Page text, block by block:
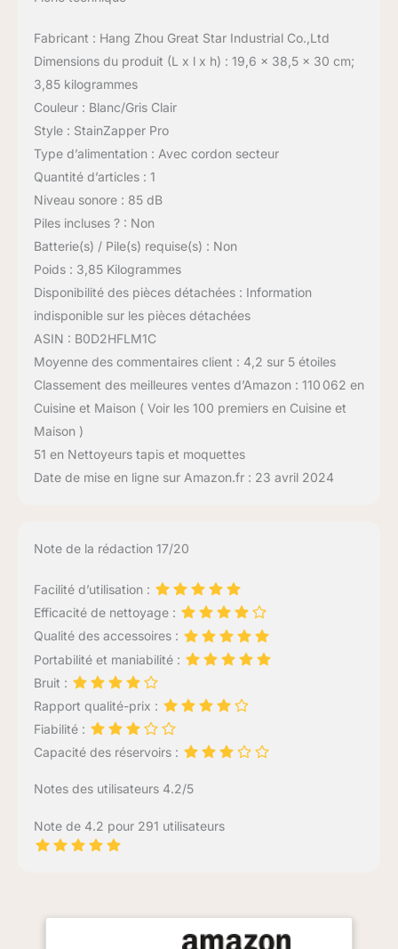
Fabricant : Hang Zhou Great Star Industrial Co.,Ltd
Dimensions du produit (L x l x h) : 19,6 x 38,5 x 30 cm;
3,85 kilogrammes
Couleur : Blanc/Gris Clair
Style : StainZapper Pro
Type d’alimentation : Avec cordon secteur
Quantité d’articles : 1
Niveau sonore : 85 dB
Piles incluses ? : Non
Batterie(s) / Pile(s) requise(s) : Non
Poids : 3,85 Kilogrammes
Disponibilité des pièces détachées : Information
indisponible sur les pièces détachées
ASIN : B0D2HFLM1C
Moyenne des commentaires client : 4,2 sur 5 étoiles
Classement des meilleures ventes d’Amazon : 110 062 en
Cuisine et Maison ( Voir les 100 premiers en Cuisine et
Maison )
51 en Nettoyeurs tapis et moquettes
Date de mise en ligne sur Amazon.fr : 23 avril 2024
Note de la rédaction 17/20
Facilité d’utilisation :
Efficacité de nettoyage :
Qualité des accessoires :
Portabilité et maniabilité :
Bruit :
Rapport qualité-prix :
Fiabilité :
Capacité des réservoirs :
Notes des utilisateurs 4.2/5
Note de 4.2 pour 291 utilisateurs